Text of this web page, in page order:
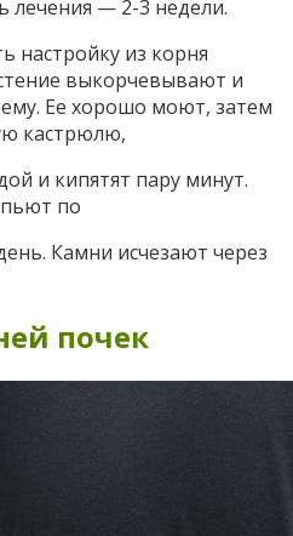
лечения — 2-3 недели.
настройку из корня
выкорчевывают и
Ее хорошо моют, затем
кастрюлю,
и кипятят пару минут.
по
Камни исчезают через
почек